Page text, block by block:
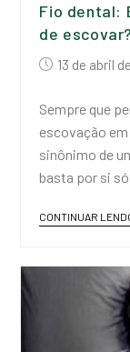
Fio dental:
de escovar?
13 de abril
Sempre que
escovação
sinônimo de
basta por si
CONTINUAR